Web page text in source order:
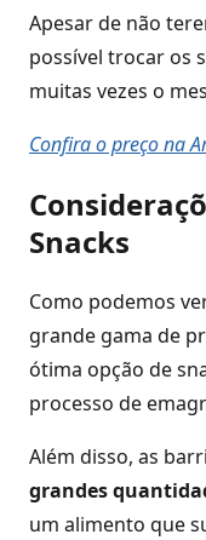
Apesar de não
possível trocar os
muitas vezes o
Confira o preço na
Snacks
Como podemos
grande gama de
ótima opção de
processo de
Além disso, as
grandes
um alimento que